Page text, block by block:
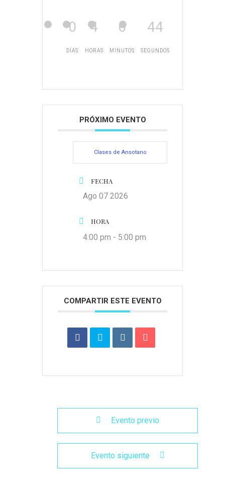
0
DÍAS
4
HORAS
6
MINUTOS
44
SEGUNDOS
PRÓXIMO EVENTO
Clases de Ansotano
FECHA
Ago 07 2026
HORA
4:00 pm - 5:00 pm
COMPARTIR ESTE EVENTO
Evento previo
Evento siguiente